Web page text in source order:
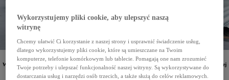
W I kwartale 2024 roku w Polsce zarejestrowano 2818 samochodów z linii Toyota Professional.
W porównaniu z tym samym okresem roku ubiegłego sprzedaż wzrosła o 30,5%. W Top10 najczęściej
rejestrowanych aut dostawczych znalazły się takie modele, jak PROACE CITY i PROACE. Hilux
zdominował segment pick-upów.
Wykorzystujemy pliki cookie, aby ulepszyć naszą
witrynę
Chcemy ułatwić Ci korzystanie z naszej strony i usprawnić świadczenie usług,
dlatego wykorzystujemy pliki cookie, które są umieszczane na Twoim
komputerze, telefonie komórkowym lub tablecie. Pomagają one nam zrozumieć
Twoje potrzeby i ulepszać funkcjonalność naszej witryny. Są wykorzystywane do
dostarczania usług i narzędzi osób trzecich, a także służą do celów reklamowych.